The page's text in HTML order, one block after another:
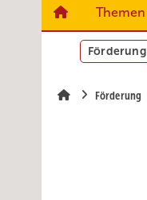
Themen
Förderung
Förderung